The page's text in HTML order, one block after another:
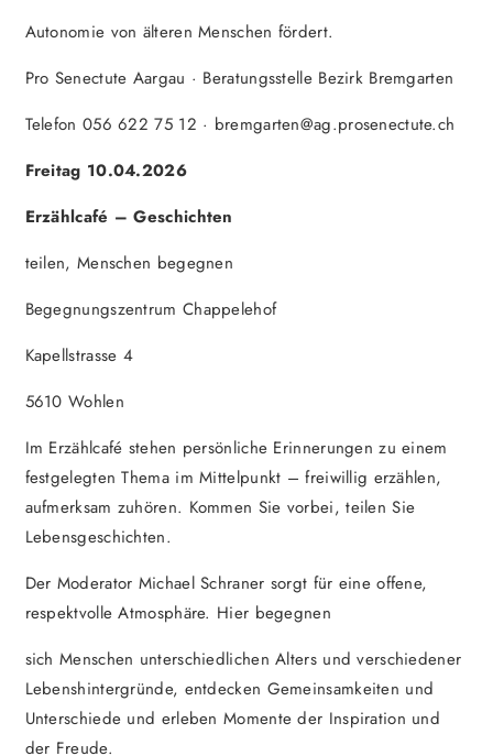
Autonomie von älteren Menschen fördert.
Pro Senectute Aargau · Beratungsstelle Bezirk Bremgarten
Telefon 056 622 75 12 · bremgarten@ag.prosenectute.ch
Freitag 10.04.2026
Erzählcafé – Geschichten
teilen, Menschen begegnen
Begegnungszentrum Chappelehof
Kapellstrasse 4
5610 Wohlen
Im Erzählcafé stehen persönliche Erinnerungen zu einem
festgelegten Thema im Mittelpunkt – freiwillig erzählen,
aufmerksam zuhören. Kommen Sie vorbei, teilen Sie
Lebensgeschichten.
Der Moderator Michael Schraner sorgt für eine offene,
respektvolle Atmosphäre. Hier begegnen
sich Menschen unterschiedlichen Alters und verschiedener
Lebenshintergründe, entdecken Gemeinsamkeiten und
Unterschiede und erleben Momente der Inspiration und
der Freude.